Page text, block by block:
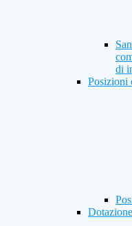
di
Posizioni